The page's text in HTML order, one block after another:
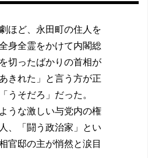
ほど、永田町の住人を
身全霊をかけて内閣総
切ったばかりの首相が
きれた」と言う方が正
うそだろ」だった。
うな激しい与党内の権
、「闘う政治家」とい
官邸の主が悄然と涙目